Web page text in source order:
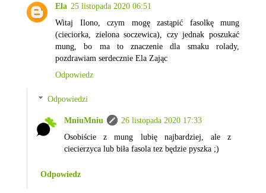
Ela 25 listopada 2020 06:51
Witaj Ilono, czym mogę zastąpić fasolkę mung
(cieciorka, zielona soczewica), czy jednak poszukać
mung, bo ma to znaczenie dla smaku rolady,
pozdrawiam serdecznie Ela Zając
Odpowiedz
Odpowiedzi
MniuMniu
26 listopada 2020 17:33
Osobiście z mung lubię najbardziej, ale z
ciecierzyca lub biła fasola tez będzie pyszka ;)
Odpowiedz